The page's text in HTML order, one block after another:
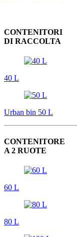
CONTENITORI
DI RACCOLTA
40 L
Urban bin 50 L
CONTENITORE
A 2 RUOTE
60 L
80 L